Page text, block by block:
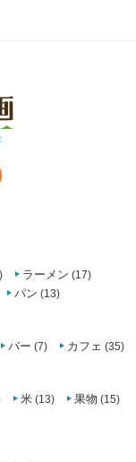
ラーメン (17)
パン (13)
バー (7) カフェ (35)
米 (13) 果物 (15)